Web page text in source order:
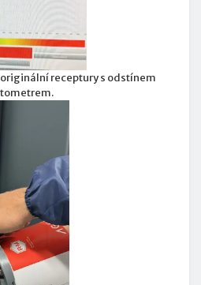
originální receptury s odstínem